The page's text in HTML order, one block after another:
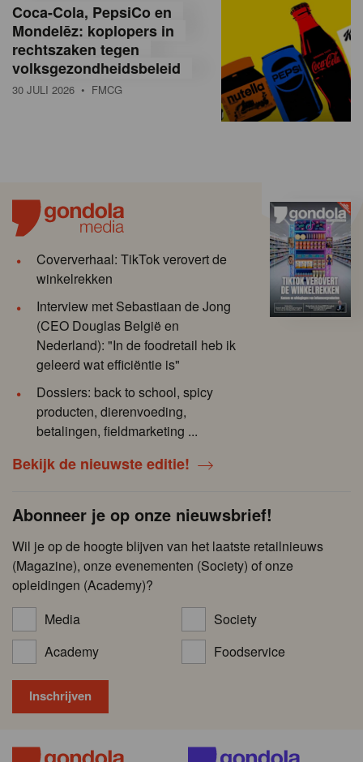
Coca-Cola, PepsiCo en
Mondelēz: koplopers in
rechtszaken tegen
volksgezondheidsbeleid
30 JULI 2026 • FMCG
Coververhaal: TikTok verovert de
winkelrekken
Interview met Sebastiaan de Jong
(CEO Douglas België en
Nederland): "In de foodretail heb ik
geleerd wat efficiëntie is"
Dossiers: back to school, spicy
producten, dierenvoeding,
betalingen, fieldmarketing ...
Bekijk de nieuwste editie!
Abonneer je op onze nieuwsbrief!
Wil je op de hoogte blijven van het laatste retailnieuws
(Magazine), onze evenementen (Society) of onze
opleidingen (Academy)?
Media
Society
Academy
Foodservice